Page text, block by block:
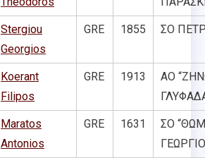
Stergiou
Georgios
GRE 1855 ΣΟ
Koerant
Filipos
GRE 1913
ΑΟ
Maratos
Antonios
GRE 1631
ΣΟ